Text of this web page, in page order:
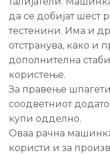
да се добијат шест
тестенини. Има и
отстранува, како и
дополнителна
користење.
За правење
соодветниот
купи одделно.
Оваа рачна
користи и за